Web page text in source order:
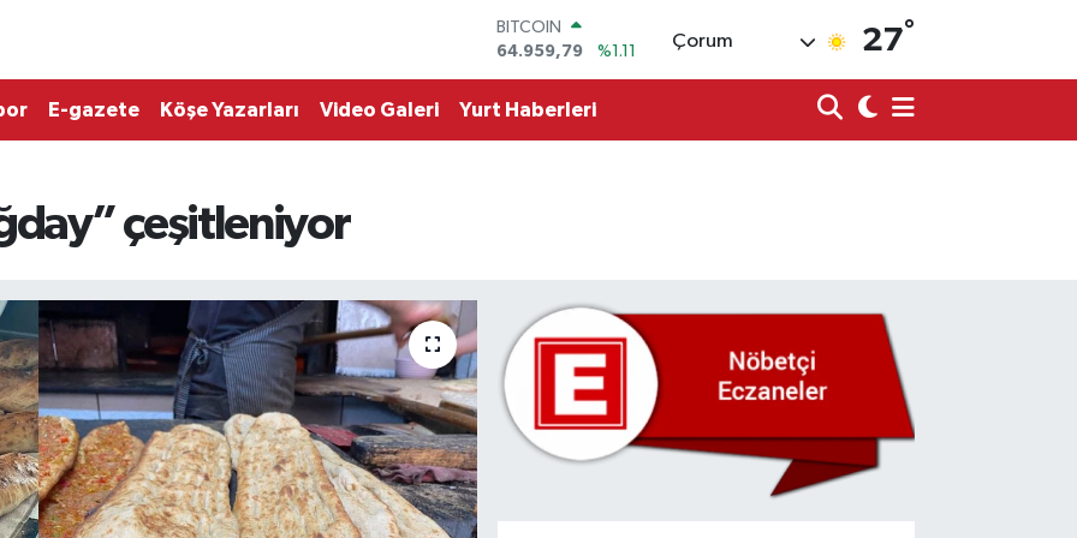
DOLAR
47,7436
%0.18
EURO
55,2510
%0.32
Çorum 27°
E-gazete Köşe Yazarları Video Galeri Yurt Haberleri
çeşitleniyor